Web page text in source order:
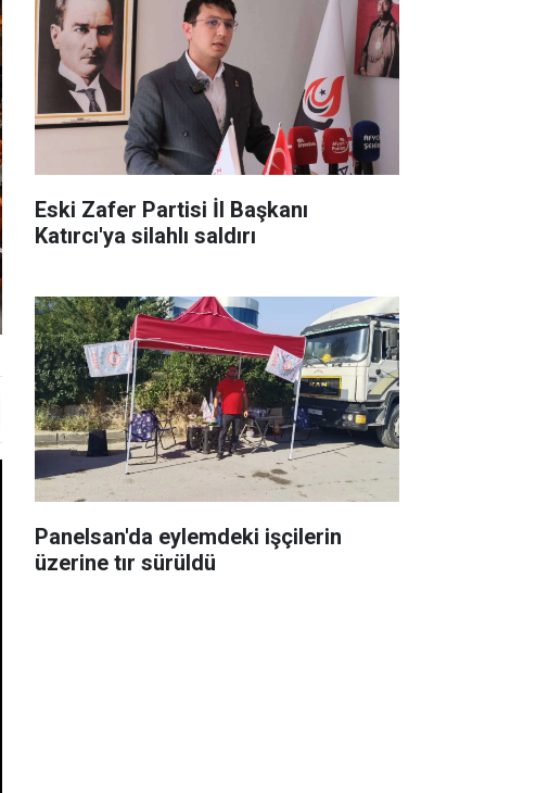
Eski Zafer Partisi İl Başkanı
Katırcı'ya silahlı saldırı
Panelsan'da eylemdeki işçilerin
üzerine tır sürüldü